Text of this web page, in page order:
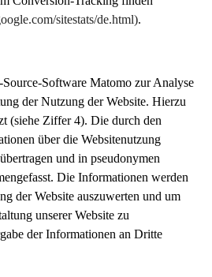
sitestats/de.html).
Software Matomo zur Analyse
der Nutzung der Website. Hierzu
(siehe Ziffer 4). Die durch den
über die Websitenutzung
und in pseudonymen
Die Informationen werden
der Website auszuwerten und um
unserer Website zu
der Informationen an Dritte